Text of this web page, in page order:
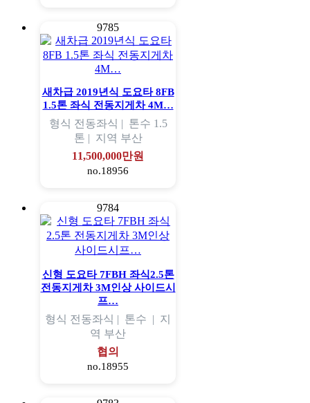
9785
새차급 2019년식 도요타 8FB
1.5톤 좌식 전동지게차 4M…
형식 전동좌식 | 톤수 1.5
톤 | 지역 부산
11,500,000만원
no.18956
9784
신형 도요타 7FBH 좌식2.5톤
전동지게차 3M인상 사이드시
프…
형식 전동좌식 | 톤수 | 지
역 부산
협의
no.18955